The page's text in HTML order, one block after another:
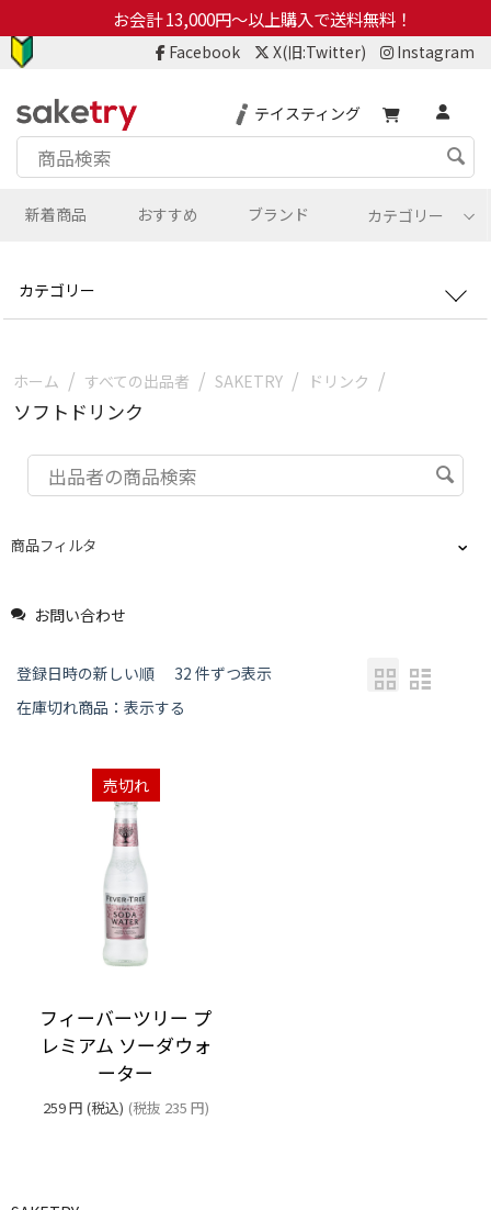
お会計 13,000円～以上購入で送料無料！
Facebook X(旧:Twitter) Instagram
テイスティング
カテゴリー
新着商品 おすすめ ブランド
カテゴリー
ホーム / すべての出品者 / SAKETRY / ドリンク /
ソフトドリンク
商品フィルタ
お問い合わせ
登録日時の新しい順
32 件ずつ表示
在庫切れ商品：表示する
売切れ
フィーバーツリー プ
レミアム ソーダウォ
ーター
259円 (税込) (税抜 235 円)